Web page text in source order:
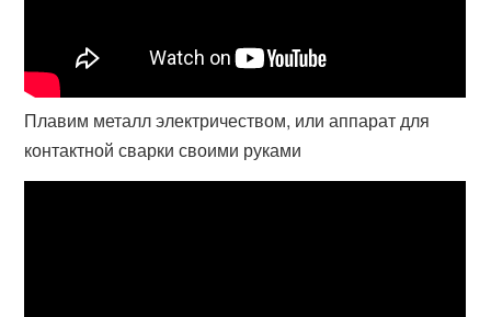
Плавим металл электричеством, или аппарат для
контактной сварки своими руками